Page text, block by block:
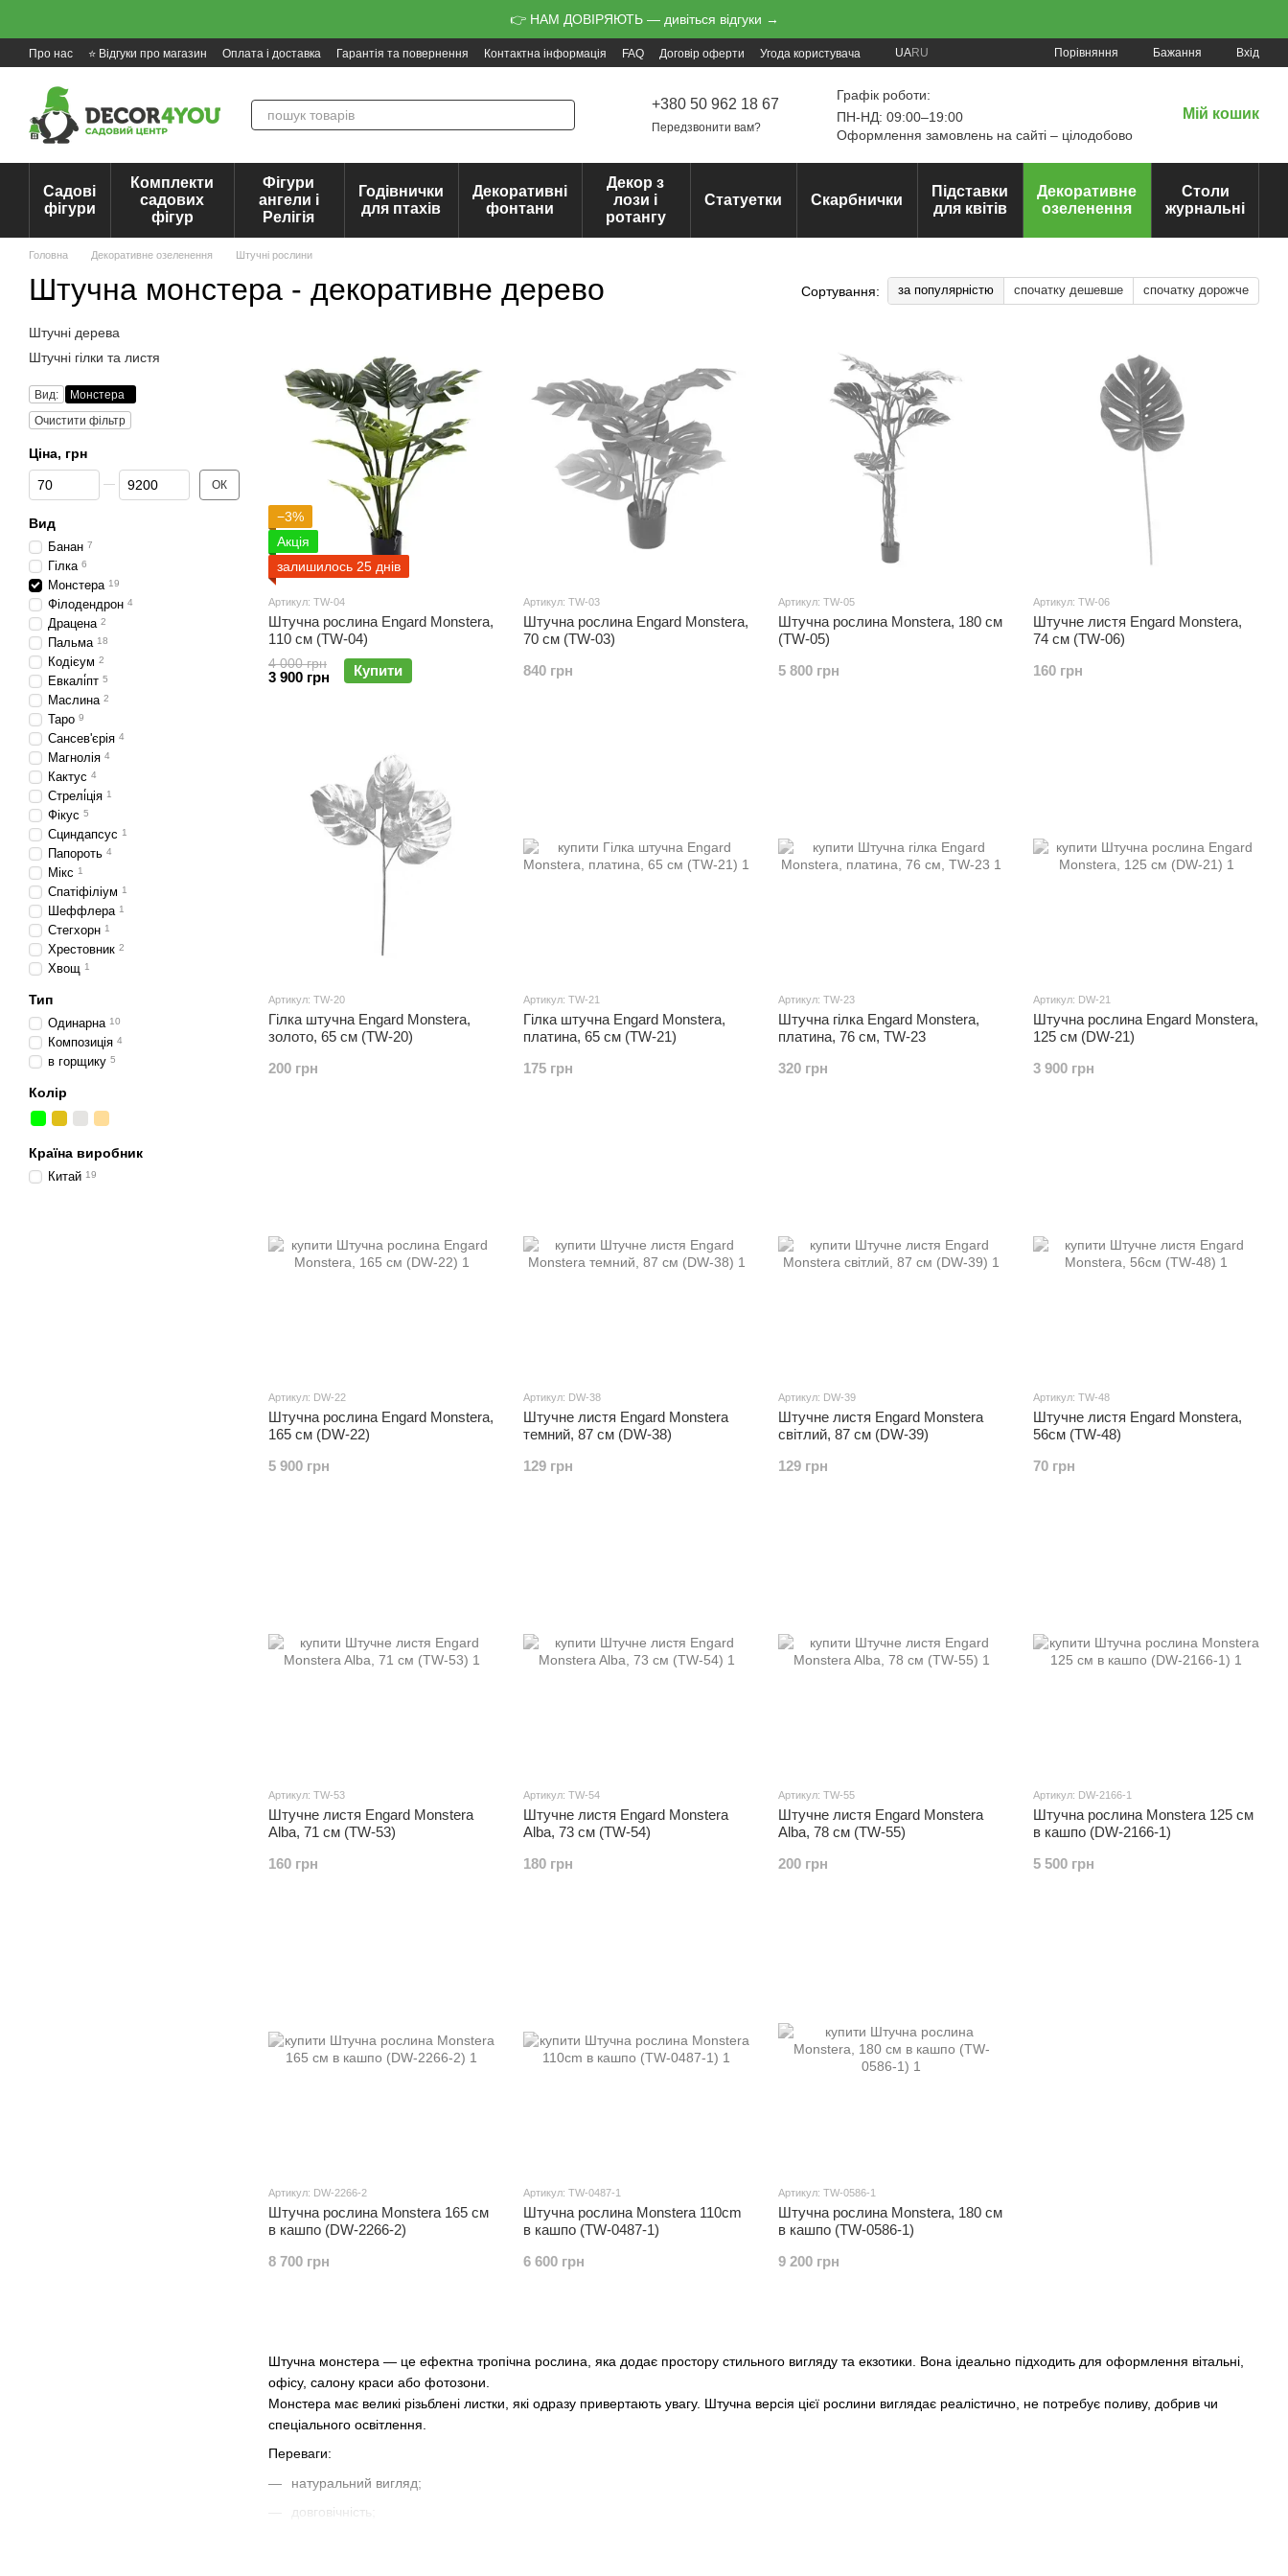
👉 НАМ ДОВІРЯЮТЬ — дивіться відгуки →
Про нас ⭐ Відгуки про магазин Оплата і доставка Гарантія та повернення Контактна інформація FAQ Договір оферти Угода користувача UARU Порівняння Бажання Вхід
+380 50 962 18 67
Передзвонити вам?
Графік роботи:
ПН-НД: 09:00–19:00
Оформлення замовлень на сайті – цілодобово
Мій кошик
Садові
фігури
Комплекти
садових
фігур
Фігури
ангели і
Релігія
Годівнички
для птахів
Декоративні
фонтани
Декор з
лози і
ротангу
Статуетки Скарбнички
Підставки
для квітів
Декоративне
озеленення
Столи
журнальні
Головна Декоративне озеленення Штучні рослини
Штучна монстера - декоративне дерево Сортування: за популярністю спочатку дешевше спочатку дорожче
Штучна монстера — це ефектна тропічна рослина, яка додає простору стильного вигляду та екзотики. Вона ідеально підходить для оформлення вітальні,
офісу, салону краси або фотозони.
Монстера має великі різьблені листки, які одразу привертають увагу. Штучна версія цієї рослини виглядає реалістично, не потребує поливу, добрив чи
спеціального освітлення.
Переваги:
натуральний вигляд;
довговічність;
−3%
Акція
залишилось 25 днів
Артикул: TW-04
Штучна рослина Engard Monstera,
110 см (TW-04)
4 000 грн
3 900 грн Купити
Артикул: TW-03
Штучна рослина Engard Monstera,
70 см (TW-03)
840 грн
Артикул: TW-05
Штучна рослина Monstera, 180 см
(TW-05)
5 800 грн
Артикул: TW-06
Штучне листя Engard Monstera,
74 см (TW-06)
160 грн
Артикул: TW-20
Гілка штучна Engard Monstera,
золото, 65 см (TW-20)
200 грн
Артикул: TW-21
Гілка штучна Engard Monstera,
платина, 65 см (TW-21)
175 грн
Артикул: TW-23
Штучна гілка Engard Monstera,
платина, 76 см, TW-23
320 грн
Артикул: DW-21
Штучна рослина Engard Monstera,
125 см (DW-21)
3 900 грн
Артикул: DW-22
Штучна рослина Engard Monstera,
165 см (DW-22)
5 900 грн
Артикул: DW-38
Штучне листя Engard Monstera
темний, 87 см (DW-38)
129 грн
Артикул: DW-39
Штучне листя Engard Monstera
світлий, 87 см (DW-39)
129 грн
Артикул: TW-48
Штучне листя Engard Monstera,
56см (TW-48)
70 грн
Артикул: TW-53
Штучне листя Engard Monstera
Alba, 71 см (TW-53)
160 грн
Артикул: TW-54
Штучне листя Engard Monstera
Alba, 73 см (TW-54)
180 грн
Артикул: TW-55
Штучне листя Engard Monstera
Alba, 78 см (TW-55)
200 грн
Артикул: DW-2166-1
Штучна рослина Monstera 125 см
в кашпо (DW-2166-1)
5 500 грн
Артикул: DW-2266-2
Штучна рослина Monstera 165 см
в кашпо (DW-2266-2)
8 700 грн
Артикул: TW-0487-1
Штучна рослина Monstera 110cm
в кашпо (TW-0487-1)
6 600 грн
Артикул: TW-0586-1
Штучна рослина Monstera, 180 см
в кашпо (TW-0586-1)
9 200 грн
Штучні дерева
Штучні гілки та листя
Вид:
Монстера
Очистити фільтр
Ціна, грн
Від Ціна, грн
До Ціна, грн ОК
Вид
Банан 7
Гілка 6
Монстера 19
Філодендрон 4
Драцена 2
Пальма 18
Кодієум 2
Евкалі́пт 5
Маслина 2
Таро 9
Сансев'єрія 4
Магнолія 4
Кактус 4
Стрелі́ція 1
Фікус 5
Сциндапсус 1
Папороть 4
Мікс 1
Спатіфіліум 1
Шеффлера 1
Стегхорн 1
Хрестовник 2
Хвощ 1
Тип
Одинарна 10
Композиція 4
в горщику 5
Колір
Країна виробник
Китай 19